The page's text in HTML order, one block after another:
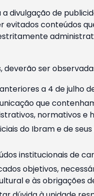
divulgação de
conteúdos
ser
a 4 de julho
que
normativos e
do Ibram e de
institucionais de
objetivos,
e às obrigações